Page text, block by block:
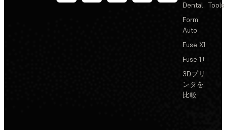
Dental
Form
Auto
Fuse X1
Fuse 1+
3Dプリ
ンタを
比較
Tools